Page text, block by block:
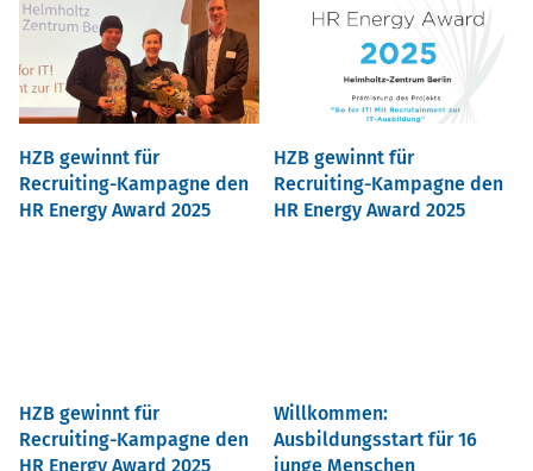
HZB gewinnt für
Recruiting-Kampagne den
HR Energy Award 2025
HZB gewinnt für
Recruiting-Kampagne den
HR Energy Award 2025
HZB gewinnt für
Recruiting-Kampagne den
HR Energy Award 2025
Willkommen:
Ausbildungsstart für 16
junge Menschen